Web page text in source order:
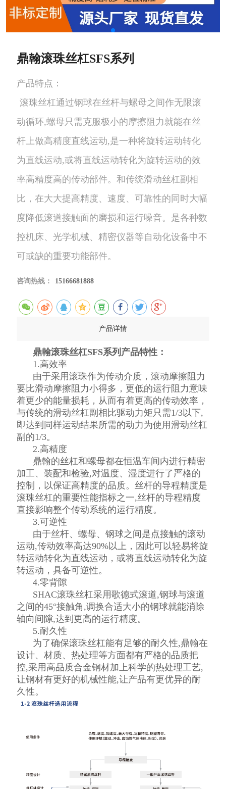
鼎翰滚珠丝杠SFS系列
产品特点：
动循环,螺母只需克服极小的摩擦阻力就能在丝
杆上做高精度直线运动,是一种将旋转运动转化
为直线运动,或将直线运动转化为旋转运动的效
率高精度高的传动部件。和传统滑动丝杠副相
比，在大大提高精度、速度、可靠性的同时大幅
度降低滚道接触面的磨损和运行噪音。是各种数
控机床、光学机械、精密仪器等自动化设备中不
可或缺的重要功能部件。
咨询热线： 15166681888
产品详情
鼎翰滚珠丝杠SFS系列产品特性：
1.高效率
由于采用滚珠作为传动介质，滚动摩擦阻力
要比滑动摩擦阻力小得多，更低的运行阻力意味
着更少的能量损耗，从而有着更高的传动效率，
与传统的滑动丝杠副相比驱动力矩只需1/3以下,
即达到同样运动结果所需的动力为使用滑动丝杠
副的1/3。
2.高精度
鼎翰的丝杠和螺母都在恒温车间内进行精密
加工、装配和检验,对温度、湿度进行了严格的
控制，以保证高精度的品质。丝杆的导程精度是
滚珠丝杠的重要性能指标之一,丝杆的导程精度
直接影响整个传动系统的运行精度。
3.可逆性
由于丝杆、螺母、钢球之间是点接触的滚动
运动,传动效率高达90%以上，因此可以轻易将旋
转运动转化为直线运动，或将直线运动转化为旋
转运动，具备可逆性。
4.零背隙
SHAC滚珠丝杠采用歌德式滚道,钢球与滚道
之间的45°接触角,调换合适大小的钢球就能消除
轴向间隙,达到更高的运行精度。
5.耐久性
为了确保滚珠丝杠能有足够的耐久性,鼎翰在
设计、材质、热处理等方面都有严格的品质把
控,采用高品质合金钢材加上科学的热处理工艺,
让钢材有更好的机械性能,让产品有更优异的耐
久性。